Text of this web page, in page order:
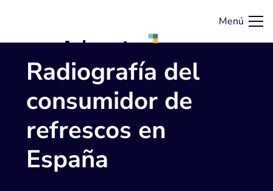
Menú
Radiografía del
consumidor de
refrescos en
España